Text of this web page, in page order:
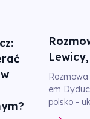
em
polsko -